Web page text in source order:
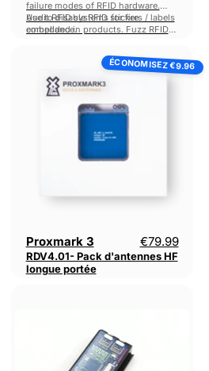
failure modes of RFID hardware.
Audit RFID systems for fire
compliance.
Use to disable RFID stickers / labels
embedded in products. Fuzz RFID
ÉCONOMISEZ€9.96
Proxmark
3
RDV4.01-
Pack
d'antennes
HF
longue
portée
Proxmark 3 Prix actuel
€79.99
RDV4.01- Pack d'antennes HF
longue portée
-
Module
autonome
BlueShark